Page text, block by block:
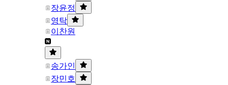
장윤정
영탁
이찬원
송가인
장민호